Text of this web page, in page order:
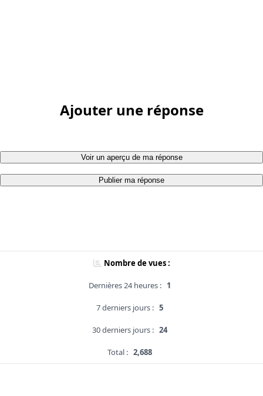
Ajouter une réponse
Voir un aperçu de ma réponse
Publier ma réponse
Nombre de vues :
Dernières 24 heures : 1
7 derniers jours : 5
30 derniers jours : 24
Total : 2,688